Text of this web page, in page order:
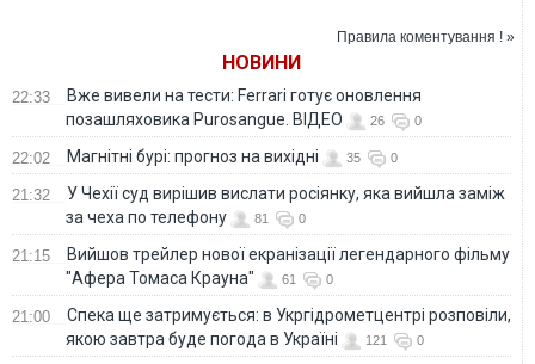
Правила коментування ! »
НОВИНИ
22:33
Вже вивели на тести: Ferrari готує оновлення
позашляховика Purosangue. ВІДЕО
26 0
22:02 Магнітні бурі: прогноз на вихідні 35 0
21:32
У Чехії суд вирішив вислати росіянку, яка вийшла заміж
за чеха по телефону
81 0
21:15
Вийшов трейлер нової екранізації легендарного фільму
"Афера Томаса Крауна"
61 0
21:00
Спека ще затримується: в Укргідрометцентрі розповіли,
якою завтра буде погода в Україні
121 0